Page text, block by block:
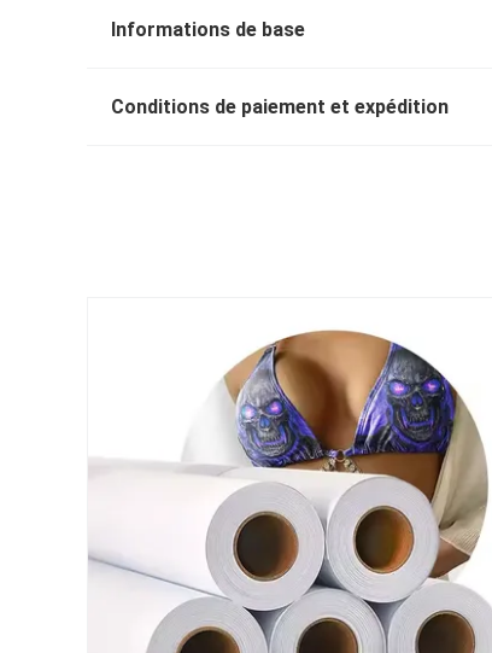
Informations de base
Conditions de paiement et expédition